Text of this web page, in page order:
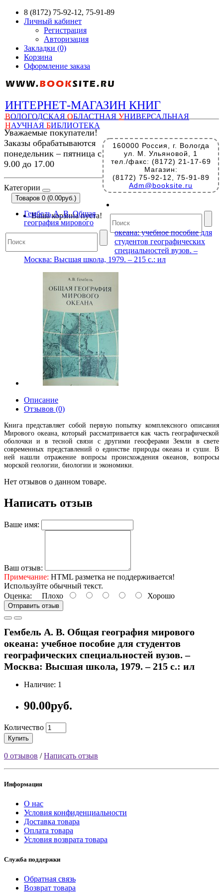
8 (8172) 75-92-12, 75-91-89
Личный кабинет
Регистрация
Авторизация
Закладки (0)
Корзина
Оформление заказа
ИНТЕРНЕТ-МАГАЗИН КНИГ
ВОЛОГОДСКАЯ ОБЛАСТНАЯ УНИВЕРСАЛЬНАЯ
НАУЧНАЯ БИБЛИОТЕКА
160000 Россия, г. Вологда
ул. М. Ульяновой, 1
тел./факс: (8172) 21-17-69
Магазин:
(8172) 75-92-12, 75-91-89
Adm@booksite.ru
Уважаемые покупатели!
Заказы обрабатываются
понедельник – пятница с
9.00 до 17.00
Категории
Товаров 0 (0.00руб.)
Ваша корзина пуста!
Гембель А. В. Общая
география мирового
океана: учебное пособие для
студентов географических
специальностей вузов. –
Москва: Высшая школа, 1979. – 215 с.: ил
Описание
Отзывов (0)
Книга представляет собой первую попытку комплексного описания
Мирового океана, который рассматривается как часть географической
оболочки и в тесной связи с другими геосферами Земли в свете
современных представлений о единстве природы океана и суши. В
ней нашли отражение вопросы происхождения океанов, вопросы
морской геологии, биологии и экономики.
Нет отзывов о данном товаре.
Написать отзыв
Ваше имя:
Ваш отзыв:
Примечание: HTML разметка не поддерживается!
Используйте обычный текст.
Оценка: Плохо Хорошо
Отправить отзыв
Гембель А. В. Общая география мирового
океана: учебное пособие для студентов
географических специальностей вузов. –
Москва: Высшая школа, 1979. – 215 с.: ил
Наличие: 1
90.00руб.
Количество
Купить
0 отзывов /Написать отзыв
Информация
О нас
Условия конфиденциальности
Доставка товара
Оплата товара
Условия возврата товара
Служба поддержки
Обратная связь
Возврат товара